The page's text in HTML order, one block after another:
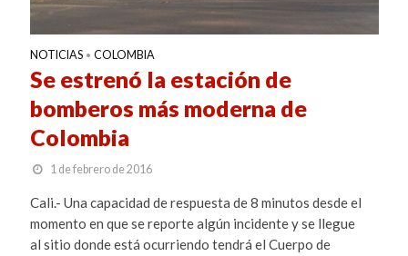
NOTICIAS • COLOMBIA
Se estrenó la estación de
bomberos más moderna de
Colombia
1 de febrero de 2016
Cali.- Una capacidad de respuesta de 8 minutos desde el
momento en que se reporte algún incidente y se llegue
al sitio donde está ocurriendo tendrá el Cuerpo de